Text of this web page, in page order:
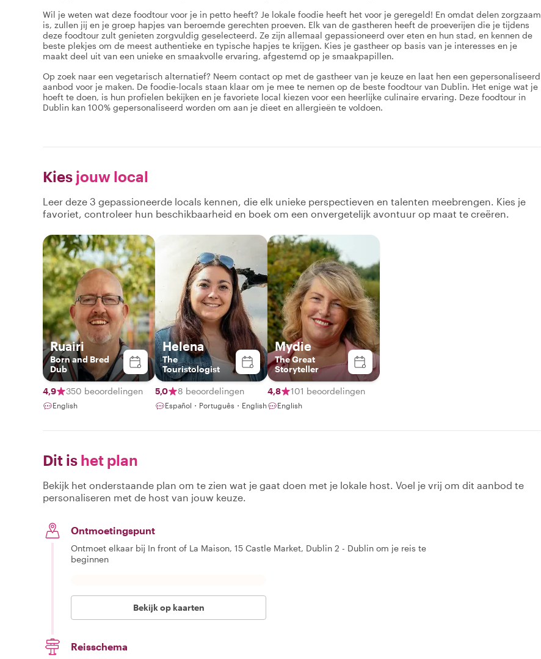
Wil je weten wat deze foodtour voor je in petto heeft? Je lokale foodie heeft het voor je geregeld! En omdat delen zorgzaam
is, zullen jij en je groep hapjes van beroemde gerechten proeven. Elk van de gastheren heeft de proeverijen die je tijdens
deze foodtour zult genieten zorgvuldig geselecteerd. Ze zijn allemaal gepassioneerd over eten en hun stad, en kennen de
beste plekjes om de meest authentieke en typische hapjes te krijgen. Kies je gastheer op basis van je interesses en je
maakt deel uit van een unieke en smaakvolle ervaring, afgestemd op je smaakpapillen.
Op zoek naar een vegetarisch alternatief? Neem contact op met de gastheer van je keuze en laat hen een gepersonaliseerd
aanbod voor je maken. De foodie-locals staan klaar om je mee te nemen op de beste foodtour van Dublin. Het enige wat je
hoeft te doen, is hun profielen bekijken en je favoriete local kiezen voor een heerlijke culinaire ervaring. Deze foodtour in
Dublin kan 100% gepersonaliseerd worden om aan je dieet en allergieën te voldoen.
Kies jouw local
Leer deze 3 gepassioneerde locals kennen, die elk unieke perspectieven en talenten meebrengen. Kies je
favoriet, controleer hun beschikbaarheid en boek om een onvergetelijk avontuur op maat te creëren.
Ruairi
Born and Bred
Dub
4,9 350 beoordelingen
English
Helena
The
Touristologist
5,0 8 beoordelingen
Español・Português・English
Mydie
The Great
Storyteller
4,8 101 beoordelingen
English
Dit is het plan
Bekijk het onderstaande plan om te zien wat je gaat doen met je lokale host. Voel je vrij om dit aanbod te
personaliseren met de host van jouw keuze.
Ontmoetingspunt
Ontmoet elkaar bij In front of La Maison, 15 Castle Market, Dublin 2 - Dublin om je reis te
beginnen
Bekijk op kaarten
Reisschema